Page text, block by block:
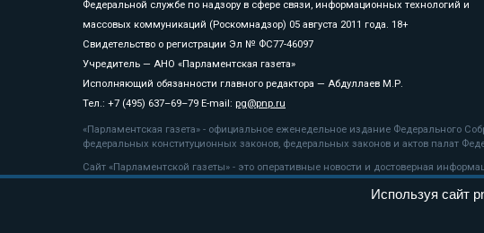
Федеральной службе по надзору в сфере связи, информационных технологий и
массовых коммуникаций (Роскомнадзор) 05 августа 2011 года. 18+
Свидетельство о регистрации Эл № ФС77-46097
Учредитель — АНО «Парламентская газета»
Исполняющий обязанности главного редактора — Абдуллаев М.Р.
Тел.: +7 (495) 637–69–79 E-mail: pg@pnp.ru
«Парламентская газета» - официальное еженедельное издание Федерального
федеральных конституционных законов, федеральных законов и актов палат
Сайт «Парламентской газеты» - это оперативные новости и достоверная
«Парламентской газеты» активная ссылка на pnp.ru обязательна.
рекомендательные технологии
Используя сайт